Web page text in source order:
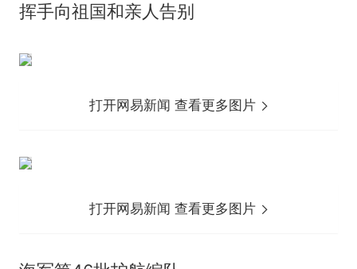
挥手向祖国和亲人告别
打开网易新闻 查看更多图片
打开网易新闻 查看更多图片